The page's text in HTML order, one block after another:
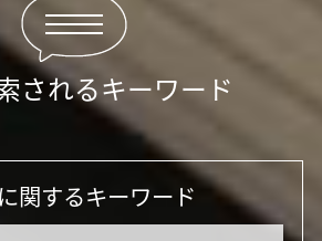
されるキーワード
関するキーワード